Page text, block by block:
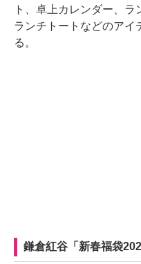
ト、卓上カレンダー、ラ
ランチトートなどのアイ
る。
鎌倉紅谷「新春福袋